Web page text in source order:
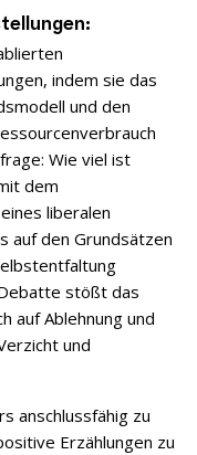
indem sie das
und den
Wie viel ist
dem
liberalen
auf den Grundsätzen
stößt das
auf Ablehnung und
und
anschlussfähig zu
Erzählungen zu